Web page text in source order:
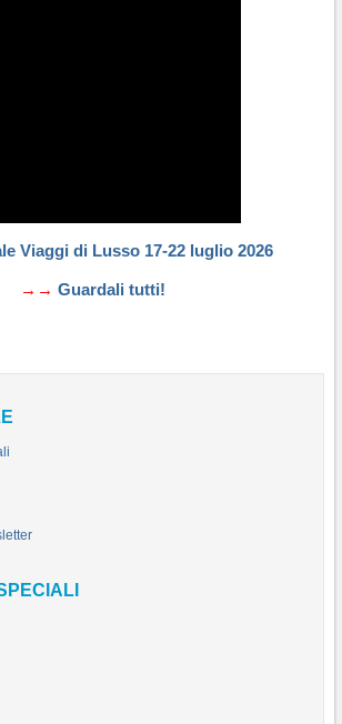
Viaggi di Lusso 17-22 luglio 2026
→→ Guardali tutti!